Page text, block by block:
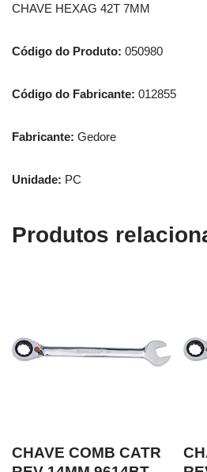
CHAVE HEXAG 42T 7MM
Código do Produto: 050980
Código do Fabricante: 012855
Fabricante: Gedore
Unidade: PC
Produtos
CHAVE COMB CATR